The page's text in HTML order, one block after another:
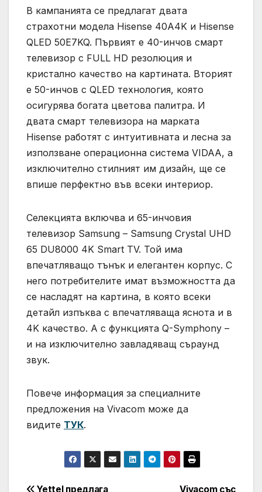
В кампанията се предлагат двата
страхотни модела Hisense 40A4K и Hisense
QLED 50E7KQ. Първият е 40-инчов смарт
телевизор с FULL HD резолюция и
кристално качество на картината. Вторият
е 50-инчов с QLED технология, която
осигурява богата цветова палитра. И
двата смарт телевизора на марката
Hisense работят с интуитивната и лесна за
използване операционна система VIDAA, а
изключително стилният им дизайн, ще се
впише перфектно във всеки интериор.
Селекцията включва и 65-инчовия
телевизор Samsung – Samsung Crystal UHD
65 DU8000 4K Smart TV. Той има
впечатляващо тънък и елегантен корпус. С
него потребителите имат възможността да
се насладят на картина, в която всеки
детайл изпъква с впечатляваща яснота и в
4K качество. А с функцията Q-Symphony –
и на изключително завладяващ съраунд
звук.
Повече информация за специалните
предложения на Vivacom може да
видите ТУК.
Vivacom със
Yettel предлага